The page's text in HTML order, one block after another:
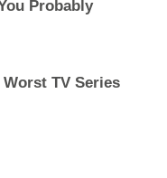
Probably
TV Series